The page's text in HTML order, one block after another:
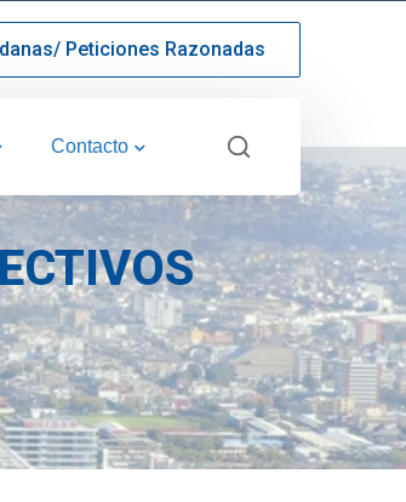
Peticiones Razonadas
Contacto